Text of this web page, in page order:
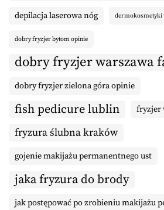
depilacja laserowa nóg dermokosmetyki
dobry fryzjer bytom opinie
dobry fryzjer warszawa
dobry fryzjer zielona góra opinie
fish pedicure lublin fryzjer
fryzura ślubna kraków
gojenie makijażu permanentnego ust
jaka fryzura do brody
jak postępować po zrobieniu makijażu